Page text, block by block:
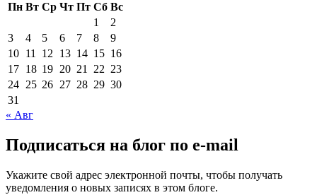
Пн Вт Ср Чт Пт Сб Вс
1
2
3
4 5 6 7 8
9
10 11 12 13 14 15 16
17 18 19 20 21 22 23
24 25 26 27 28 29 30
31
« Авг
Подписаться на блог по e-mail
Укажите свой адрес электронной почты, чтобы получать
уведомления о новых записях в этом блоге.